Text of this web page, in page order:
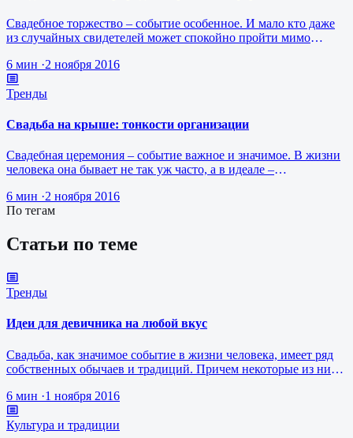
Свадебное торжество – событие особенное. И мало кто даже
из случайных свидетелей может спокойно пройти мимо
6 мин ·2 ноября 2016
Тренды
Свадьба на крыше: тонкости организации
Свадебная церемония – событие важное и значимое. В жизни
человека она бывает не так уж часто, а в идеале –
6 мин ·2 ноября 2016
По тегам
Статьи по теме
Тренды
Идеи для девичника на любой вкус
Свадьба, как значимое событие в жизни человека, имеет ряд
собственных обычаев и традиций. Причем некоторые из них
6 мин ·1 ноября 2016
Культура и традиции